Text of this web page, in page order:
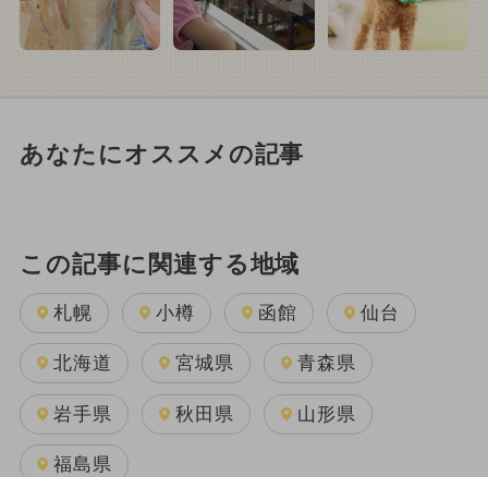
あなたにオススメの記事
この記事に関連する地域
札幌 小樽 函館 仙台
北海道 宮城県 青森県
岩手県 秋田県 山形県
福島県